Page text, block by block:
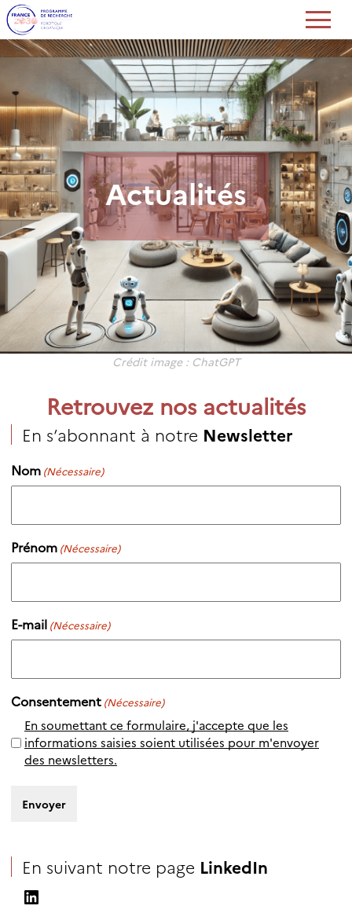
Actualités
Crédit image : ChatGPT
Retrouvez nos actualités
En s’abonnant à notre Newsletter
Nom (Nécessaire)
Prénom (Nécessaire)
E-mail (Nécessaire)
Consentement (Nécessaire)
En soumettant ce formulaire, j'accepte que les
informations saisies soient utilisées pour m'envoyer
des newsletters.
En suivant notre page LinkedIn
LinkedIn